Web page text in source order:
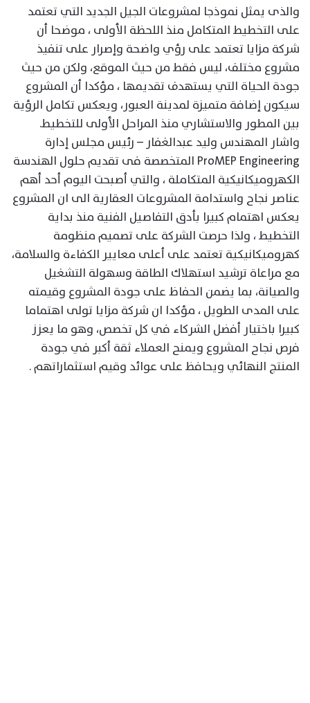
والذى يمثل نموذجا لمشروعات الجيل الجديد التي تعتمد
على التخطيط المتكامل منذ اللحظة الأولى ، موضحا أن
شركة مزايا تعتمد على رؤي واضحة وإصرار على تنفيذ
مشروع مختلف، ليس فقط من حيث الموقع، ولكن من حيث
جودة الحياة التي يستهدف تقديمها ، مؤكدا أن المشروع
سيكون إضافة متميزة لمدينة العبور، ويعكس تكامل الرؤية
بين المطور والاستشاري منذ المراحل الأولى للتخطيط.
واشار المهندس وليد عبدالغفار – رئيس مجلس إدارة
ProMEP Engineering المتخصصة فى تقديم حلول الهندسة
الكهروميكانيكية المتكاملة ، والتي أصبحت اليوم أحد أهم
عناصر نجاح واستدامة المشروعات العقارية الى ان المشروع
يعكس اهتمام كبيرا بأدق التفاصيل الفنية منذ بداية
التخطيط ، ولذا حرصت الشركة على تصميم منظومة
كهروميكانيكية تعتمد على أعلى معايير الكفاءة والسلامة،
مع مراعاة ترشيد استهلاك الطاقة وسهولة التشغيل
والصيانة، بما يضمن الحفاظ على جودة المشروع وقيمته
على المدى الطويل ، مؤكدا ان شركة مزايا تولى اهتماما
كبيرا باختيار أفضل الشركاء في كل تخصص، وهو ما يعزز
فرص نجاح المشروع ويمنح العملاء ثقة أكبر في جودة
المنتج النهائي ويحافظ على عوائد وقيم استثماراتهم .